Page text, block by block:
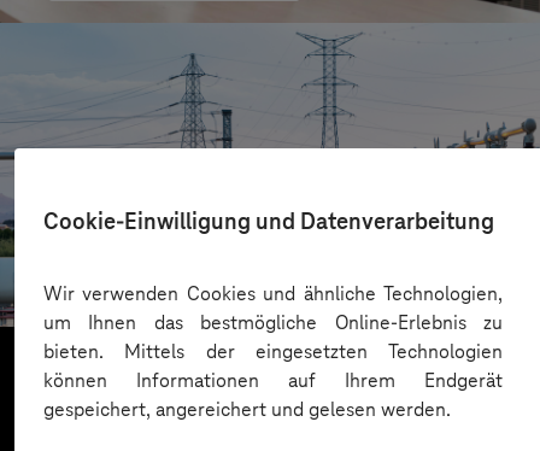
Cookie-Einwilligung und Datenverarbeitung
Wir verwenden Cookies und ähnliche Technologien,
um Ihnen das bestmögliche Online-Erlebnis zu
bieten. Mittels der eingesetzten Technologien
können Informationen auf Ihrem Endgerät
gespeichert, angereichert und gelesen werden.
HIGHVOLT Prüftechnik Dresden GmbH
CRA-Security für digitale Produkte
Mehr laden